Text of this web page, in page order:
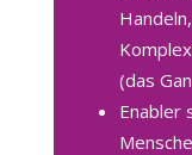
(das
Enabler